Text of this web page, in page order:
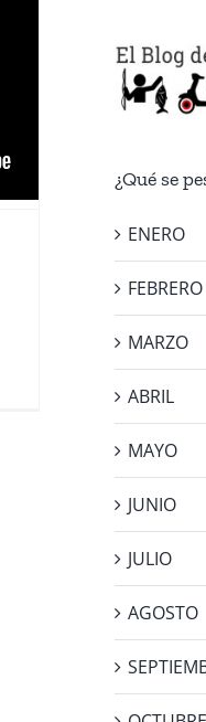
¿Qué se
ENERO
FEBRERO
MARZO
ABRIL
MAYO
JUNIO
JULIO
AGOSTO